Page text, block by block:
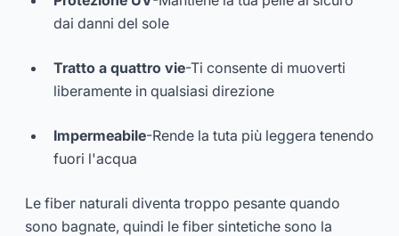
dai danni del sole
Tratto a quattro vie-Ti consente di muoverti
liberamente in qualsiasi direzione
Impermeabile-Rende la tuta più leggera tenendo
fuori l'acqua
Le fiber naturali diventa troppo pesante quando
sono bagnate, quindi le fiber sintetiche sono la